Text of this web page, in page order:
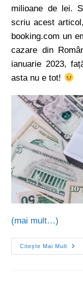
milioane de lei.
scriu acest
booking.com un
cazare din
ianuarie 2023,
asta nu e tot!
(mai mult…)
Citește Mai Mult